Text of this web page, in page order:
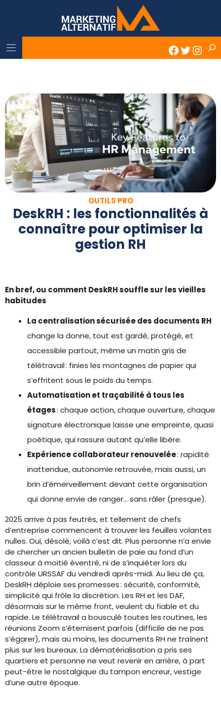
Twitter
OUTILS PRO
DeskRH : les fonctionnalités à
connaître pour optimiser la
gestion RH
En bref, ou comment DeskRH souffle sur les vieilles
habitudes
La centralisation sécurisée des documents RH
change la donne, tout est gardé, protégé, et
accessible partout, même un matin gris de
télétravail : finies les montagnes de papier qui
s’effritent sous le poids du temps.
Automatisation et traçabilité à tous les
étages: chaque action, chaque ouverture, chaque
signature électronique laisse une empreinte, quasi
poétique, qui rassure autant qu’elle libère.
Expérience collaborateur renouvelée: rapidité
inattendue, autonomie retrouvée, mais aussi, un
brin d’émerveillement devant cette organisation
qui donne envie de ranger… sans râler (presque).
2025 arrive à pas feutrés, et tellement de chefs
d’entreprise commencent à trouver les feuilles volantes
nulles. Oui, désolé, voilà c’est dit. Plus personne n’a envie
de chercher un ancien bulletin de paie au fond d’un
classeur à moitié éventré, ni de s’inquiéter lors du
contrôle URSSAF du vendredi après-midi. Au lieu de ça,
DeskRH déploie ses promesses : sécurité, conformité,
simplicité qui frôle la discrétion. Les RH et les DAF,
désormais sur le même front, veulent du fiable et du
rapide. Le télétravail a bousculé toutes les routines, les
réunions Zoom s’éternisent parfois (difficile de ne pas
s’égarer), mais au moins, les documents RH ne traînent
plus sur les bureaux. La dématérialisation a pris ses
quartiers et personne ne veut revenir en arrière, à part
peut-être le nostalgique du tampon encreur, vestige
d’une autre époque.